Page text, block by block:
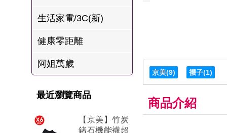
海瑞摃丸
八兩排烤肉組
生活家電/3C(新)
健康零距離
阿姐萬歲
最近瀏覽商品
【京美】竹炭
鍺石機能襪超
京美(9) 襪子(1)
商品介紹